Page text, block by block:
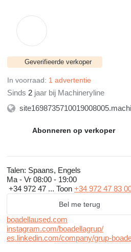
Geverifieerde verkoper
In voorraad: 1 advertentie
Sinds 2 jaar bij Machineryline
Abonneren op verkoper
Talen: Spaans, Engels
Ma - Vr 08:00 - 19:00
+34 972 47 ... Toon +34 972 47 83
Bel me terug
boadellaused.com
instagram.com/boadellagrup/
es.linkedin.com/company/grup-